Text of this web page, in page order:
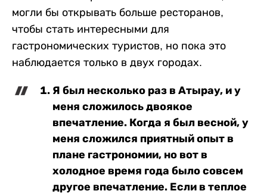
могли бы открывать больше ресторанов,
чтобы стать интересными для
гастрономических туристов, но пока это
наблюдается только в двух городах.
Я был несколько раз в Атырау, и у
меня сложилось двоякое
впечатление. Когда я был весной, у
меня сложился приятный опыт в
плане гастрономии, но вот в
холодное время года было совсем
другое впечатление. Если в теплое